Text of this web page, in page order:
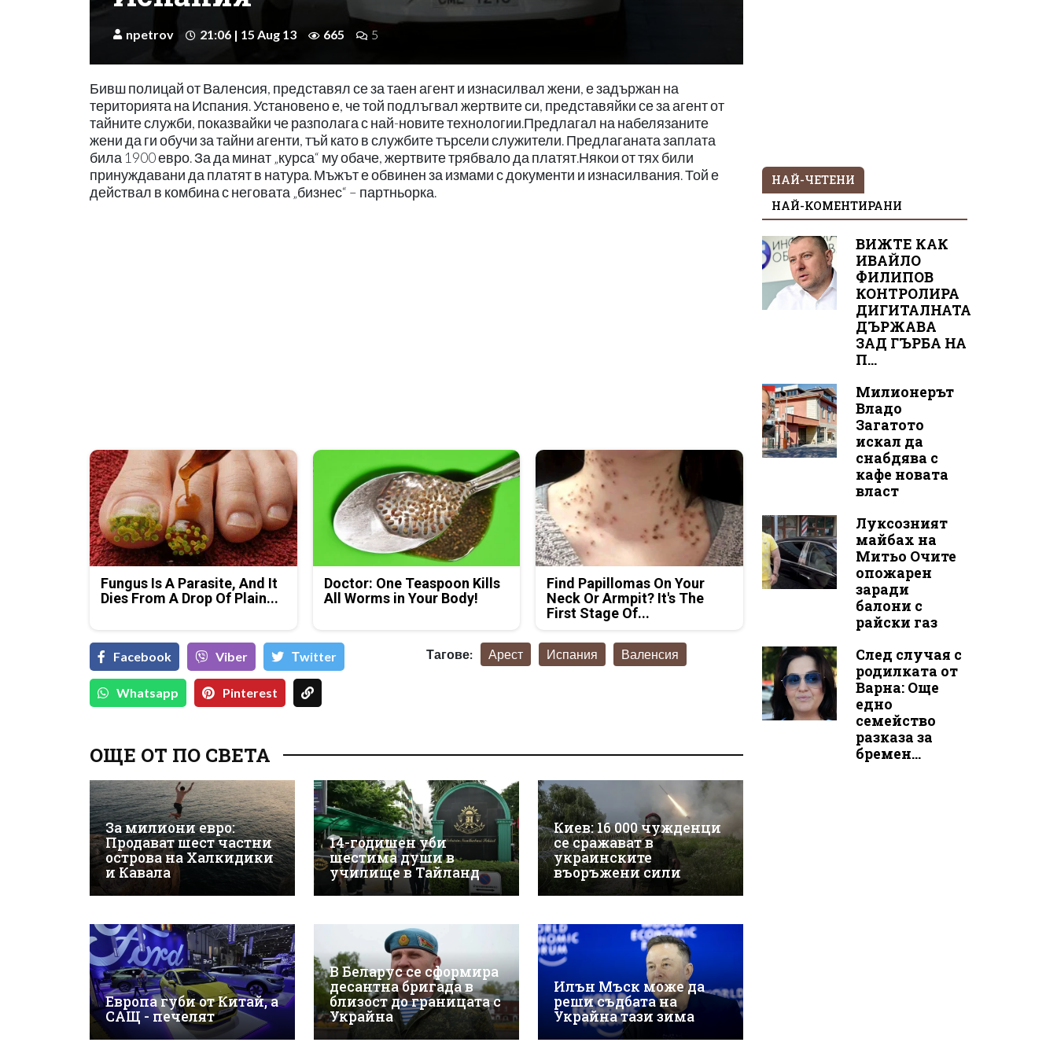
npetrov 21:06 | 15 Aug 13 665 5
Бивш полицай от Валенсия, представял се за таен агент и изнасилвал жени, е задържан на
територията на Испания. Установено е, че той подлъгвал жертвите си, представяйки се за агент от
тайните служби, показвайки че разполага с най-новите технологии.Предлагал на набелязаните
жени да ги обучи за тайни агенти, тъй като в службите търсели служители. Предлаганата заплата
била 1900 евро. За да минат „курса“ му обаче, жертвите трябвало да платят.Някои от тях били
принуждавани да платят в натура. Мъжът е обвинен за измами с документи и изнасилвания. Той е
действал в комбина с неговата „бизнес“ – партньорка.
Fungus Is A Parasite, And It
Dies From A Drop Of Plain...
Doctor: One Teaspoon Kills
All Worms in Your Body!
Find Papillomas On Your
Neck Or Armpit? It's The
First Stage Of...
Facebook Viber Тwitter
Whatsapp Pinterest
Тагове: Арест Испания Валенсия
ОЩЕ ОТ ПО СВЕТА
За милиони евро:
Продават шест частни
острова на Халкидики
и Кавала
14-годишен уби
шестима души в
училище в Тайланд
Киев: 16 000 чужденци
се сражават в
украинските
въоръжени сили
Европа губи от Китай, а
САЩ - печелят
В Беларус се сформира
десантна бригада в
близост до границата с
Украйна
Илън Мъск може да
реши съдбата на
Украйна тази зима
НАЙ-ЧЕТЕНИ
НАЙ-КОМЕНТИРАНИ
ВИЖТЕ КАК
ИВАЙЛО
ФИЛИПОВ
КОНТРОЛИРА
ДИГИТАЛНАТА
ДЪРЖАВА
ЗАД ГЪРБА НА
П...
Милионерът
Владо
Загатото
искал да
снабдява с
кафе новата
власт
Луксозният
майбах на
Митьо Очите
опожарен
заради
балони с
райски газ
След случая с
родилката от
Варна: Още
едно
семейство
разказа за
бремен...